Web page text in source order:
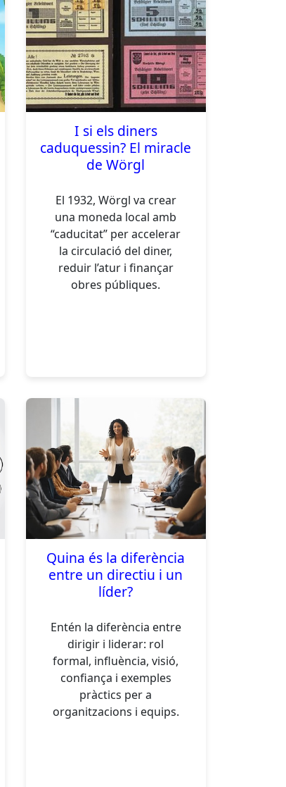
I si els diners
caduquessin? El miracle
de Wörgl
El 1932, Wörgl va crear
una moneda local amb
“caducitat” per accelerar
la circulació del diner,
reduir l’atur i finançar
obres públiques.
Quina és la diferència
entre un directiu i un
líder?
Entén la diferència entre
dirigir i liderar: rol
formal, influència, visió,
confiança i exemples
pràctics per a
organitzacions i equips.